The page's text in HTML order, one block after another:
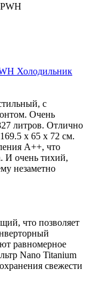
Холодильник
с
Очень
литров. Отлично
х 65 х 72 см.
A++, что
И очень тихий,
незаметно
что позволяет
равномерное
Nano Titanium
свежести